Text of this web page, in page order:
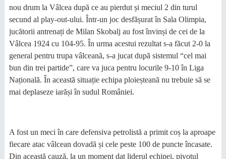
nou drum la Vâlcea după ce au pierdut și meciul 2 din turul
secund al play-out-ului. Într-un joc desfășurat în Sala Olimpia,
jucătorii antrenați de Milan Skobalj au fost învinși de cei de la
Vâlcea 1924 cu 104-95. În urma acestui rezultat s-a făcut 2-0 la
general pentru trupa vâlceană, s-a jucat după sistemul “cel mai
bun din trei partide”, care va juca pentru locurile 9-10 în Liga
Națională. În această situație echipa ploieșteană nu trebuie să se
mai deplaseze iarăși în sudul României.
A fost un meci în care defensiva petrolistă a primit coș la aproape
fiecare atac vâlcean dovadă și cele peste 100 de puncte încasate.
Din această cauză, la un moment dat liderul echipei, pivotul